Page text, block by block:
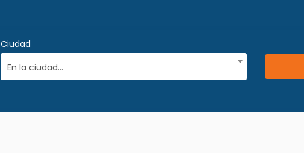
Ciudad
En la ciudad...